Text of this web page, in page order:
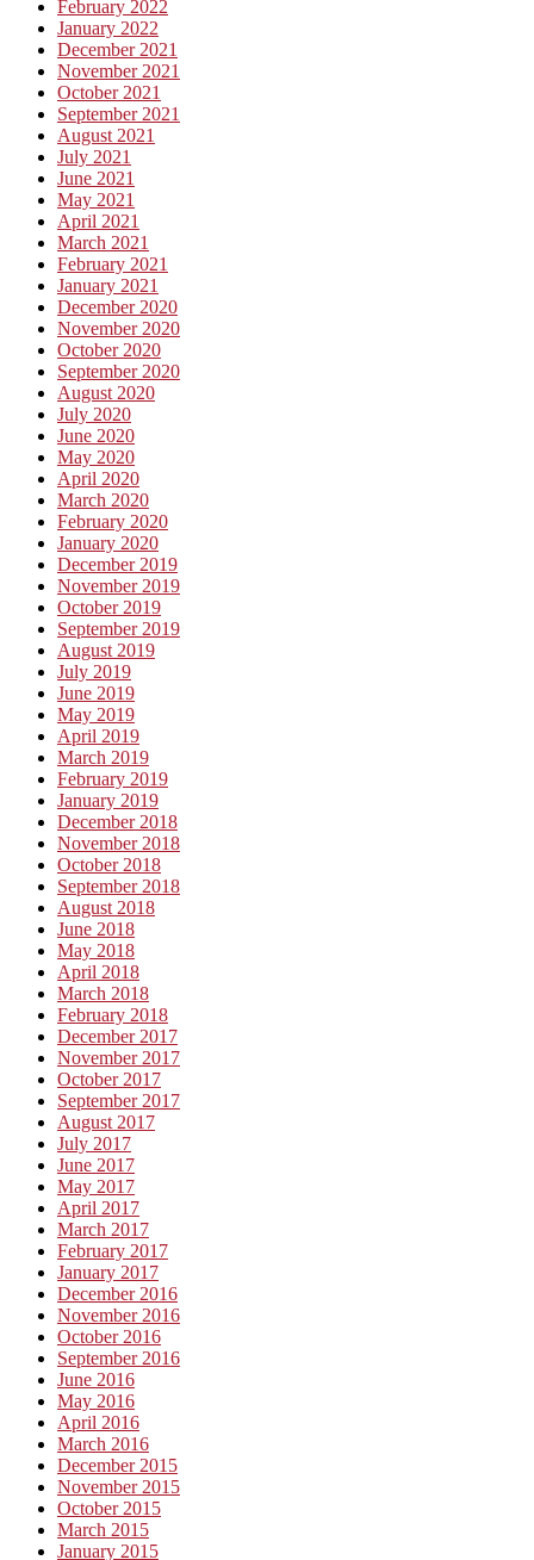
February 2022
January 2022
December 2021
November 2021
October 2021
September 2021
August 2021
July 2021
June 2021
May 2021
April 2021
March 2021
February 2021
January 2021
December 2020
November 2020
October 2020
September 2020
August 2020
July 2020
June 2020
May 2020
April 2020
March 2020
February 2020
January 2020
December 2019
November 2019
October 2019
September 2019
August 2019
July 2019
June 2019
May 2019
April 2019
March 2019
February 2019
January 2019
December 2018
November 2018
October 2018
September 2018
August 2018
June 2018
May 2018
April 2018
March 2018
February 2018
December 2017
November 2017
October 2017
September 2017
August 2017
July 2017
June 2017
May 2017
April 2017
March 2017
February 2017
January 2017
December 2016
November 2016
October 2016
September 2016
June 2016
May 2016
April 2016
March 2016
December 2015
November 2015
October 2015
March 2015
January 2015